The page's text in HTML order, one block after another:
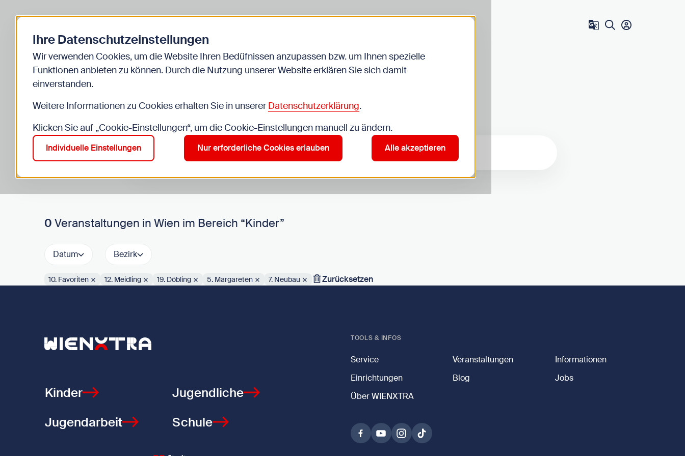
Zum Benutzer
Start Kinder Veranstaltungen
Veranstaltungen
Suche im Bereich “Kinder”
Suchen
0 Veranstaltungen in Wien im Bereich “Kinder”
Datum Bezirk
Aktive Filter:
10. Favoriten 12. Meidling 19. Döbling 5. Margareten 7. Neubau Zurücksetzen
Zurück zur Startseite
Kinder
Jugendliche
Jugendarbeit
Schule
TOOLS & INFOS
Service Veranstaltungen
Informationen
Einrichtungen
Blog
Jobs
Über WIENXTRA
Ihre Datenschutzeinstellungen
Wir verwenden Cookies, um die Website Ihren Bedüfnissen anzupassen bzw. um Ihnen spezielle
Funktionen anbieten zu können. Durch die Nutzung unserer Website erklären Sie sich damit
einverstanden.
Weitere Informationen zu Cookies erhalten Sie in unsererDatenschutzerklärung.
Klicken Sie auf „Cookie-Einstellungen“, um die Cookie-Einstellungen manuell zu ändern.
Individuelle Einstellungen Nur erforderliche Cookies erlauben Alle akzeptieren